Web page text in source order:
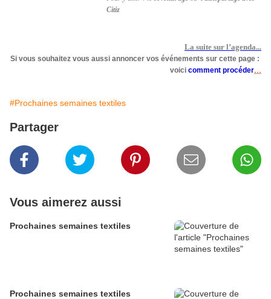
Citiz
La suite sur l’agenda...
Si vous souhaitez vous aussi annoncer vos événements sur cette page :
voici comment procéder
#Prochaines semaines textiles
Partager
Vous aimerez aussi
Prochaines semaines textiles
Prochaines semaines textiles